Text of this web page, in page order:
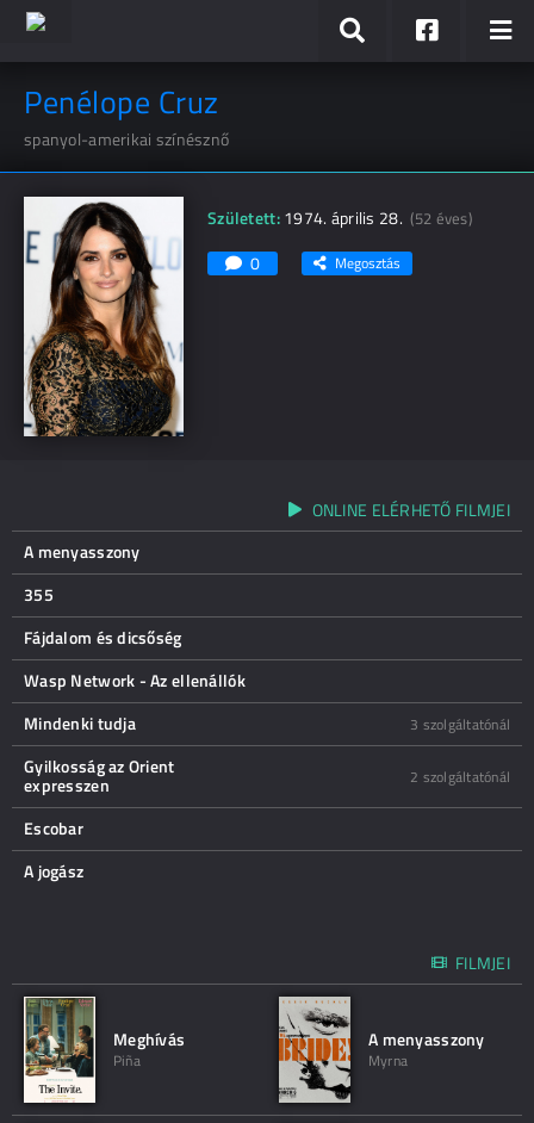
Penélope Cruz
spanyol-amerikai színésznő
Született:1974. április 28.(52 éves)
0 Megosztás
ONLINE ELÉRHETŐ FILMJEI
A menyasszony
355
Fájdalom és dicsőség
Wasp Network - Az ellenállók
Mindenki tudja
3 szolgáltatónál
Gyilkosság az Orient
expresszen 2 szolgáltatónál
Escobar
A jogász
FILMJEI
Meghívás
Piña
A menyasszony
Myrna